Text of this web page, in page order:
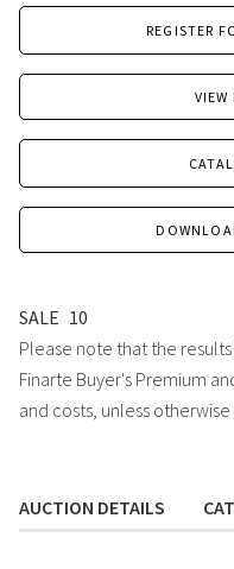
REGISTER
VIEW
SALE 10
Please note that the
Finarte Buyer's Premium
and costs, unless
AUCTION DETAILS